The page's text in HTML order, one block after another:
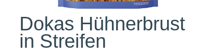
Dokas Hühnerbrust
in Streifen